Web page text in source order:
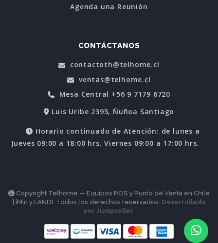
Agenda una Reunión
CONTÁCTANOS
contactoth@telhome.cl
ventas@telhome.cl
Mesa Central +56 9 7179 6720
Luis Uribe 2395, Ñuñoa Santiago
Horario continuado de Atención: de lunes a
Jueves 09:00 a 18:00 hrs. Viernes 09:00 a 17:00 hrs.
Copyright Telhome — Equipos POS y Punto de Venta en Chile
| iMin y LANDI. Todos los derechos reservados. Desarrollado
por Jumpseller.